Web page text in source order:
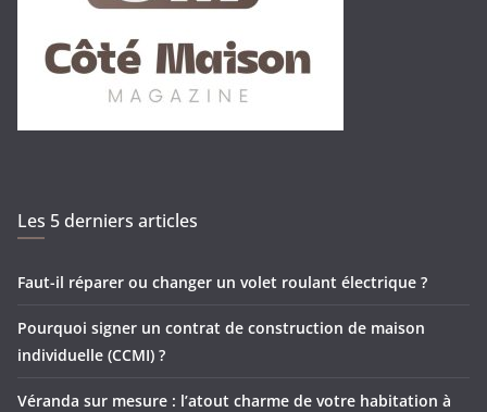
Les 5 derniers articles
Faut-il réparer ou changer un volet roulant électrique ?
Pourquoi signer un contrat de construction de maison
individuelle (CCMI) ?
Véranda sur mesure : l’atout charme de votre habitation à